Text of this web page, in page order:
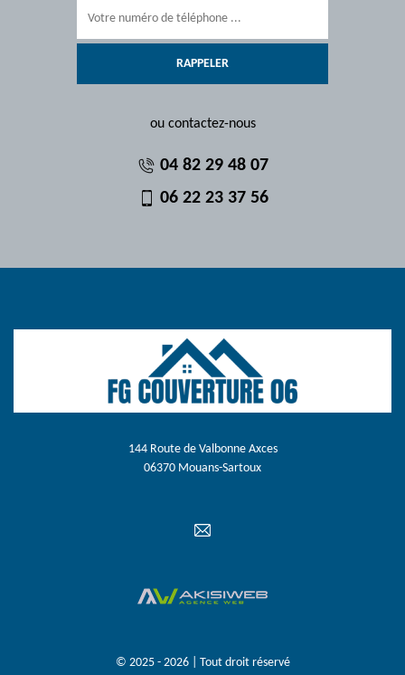
ou contactez-nous
04 82 29 48 07
06 22 23 37 56
144 Route de Valbonne Axces
06370 Mouans-Sartoux
© 2025 - 2026 | Tout droit réservé